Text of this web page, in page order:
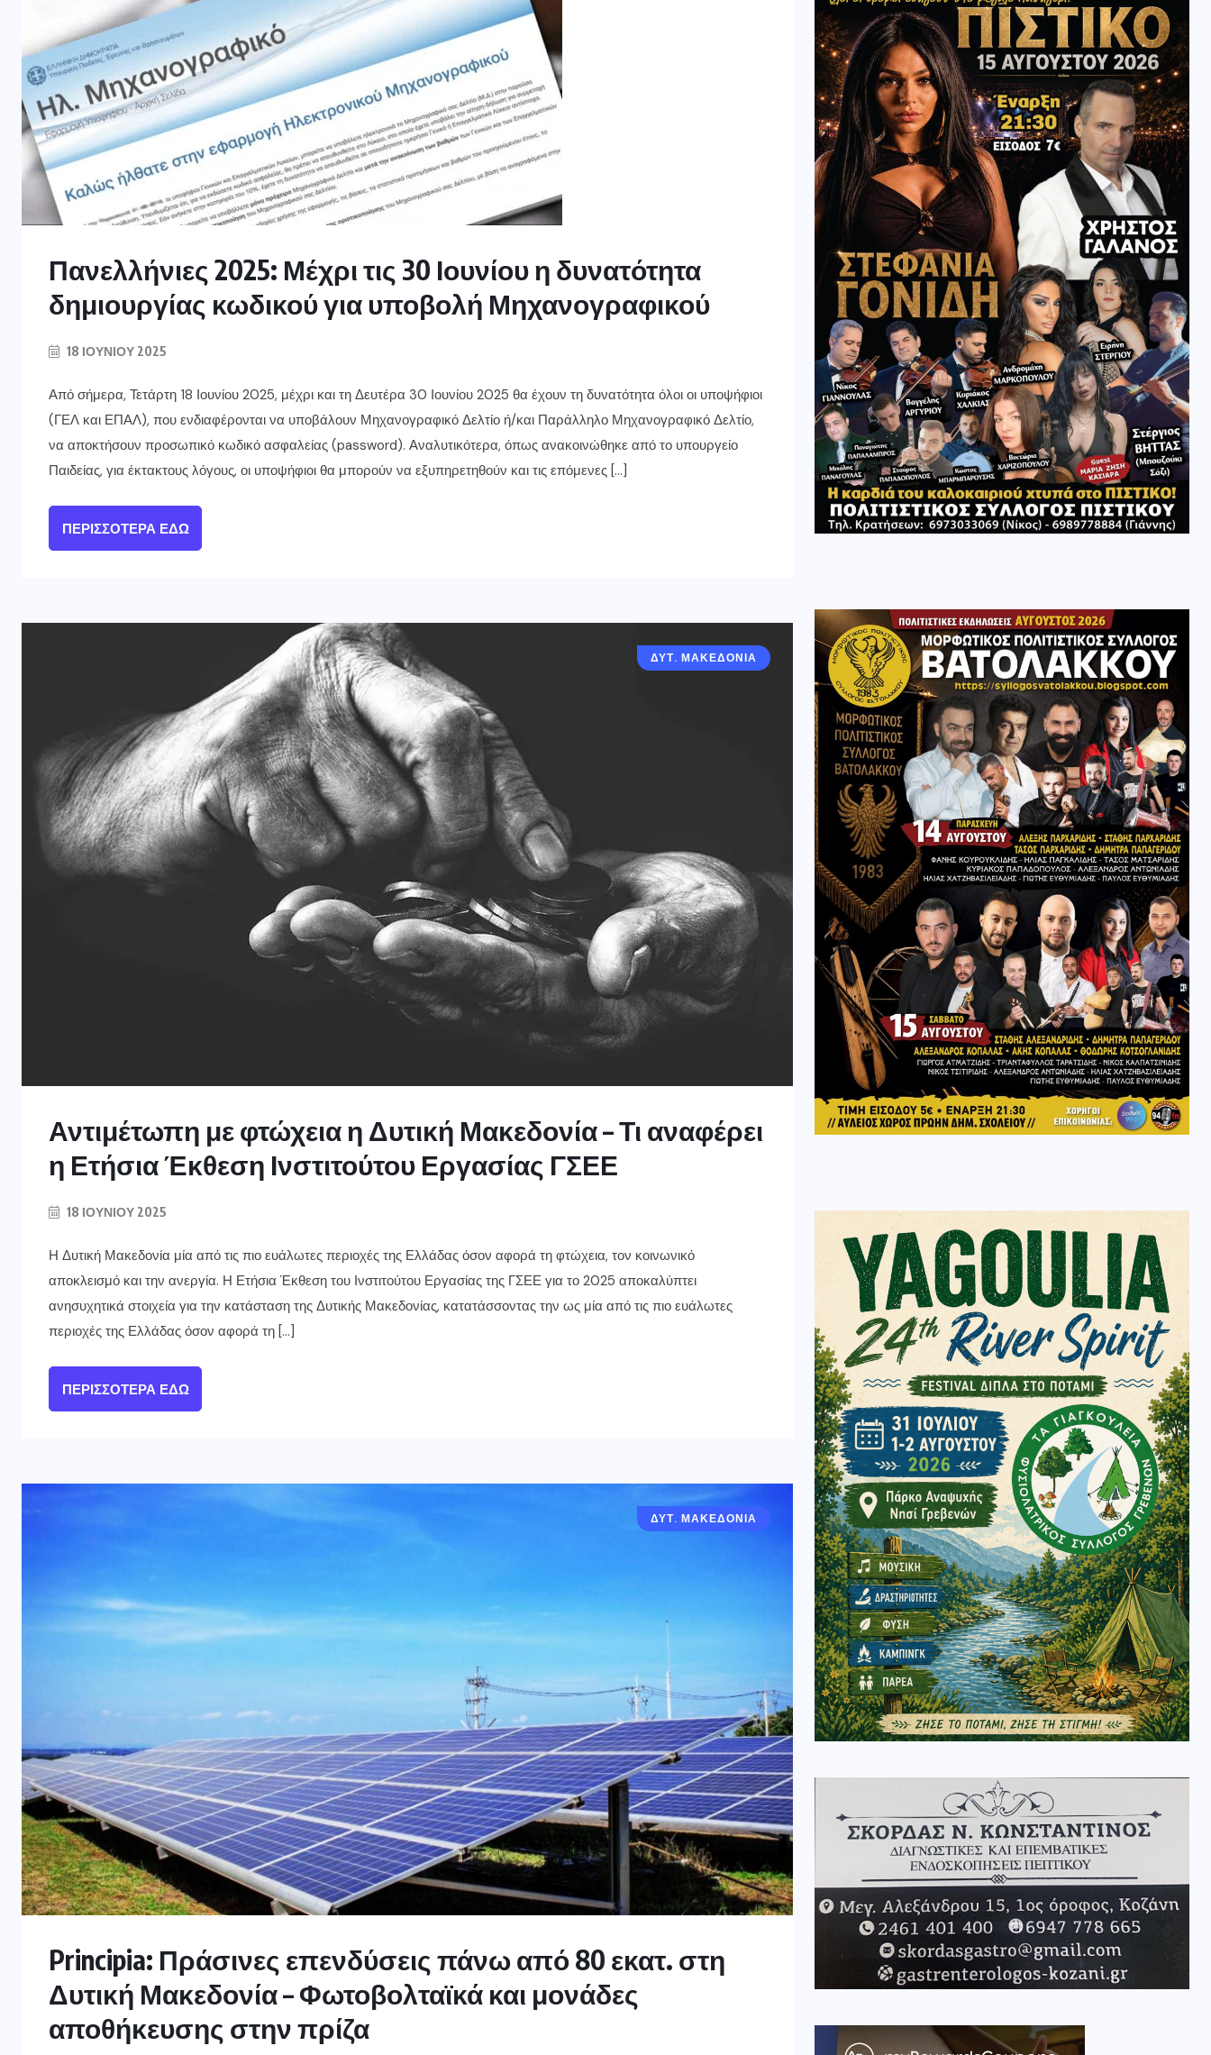
Πανελλήνιες 2025: Μέχρι τις 30 Ιουνίου η δυνατότητα
δημιουργίας κωδικού για υποβολή Μηχανογραφικού
18 ΙΟΥΝΊΟΥ 2025
Από σήμερα, Τετάρτη 18 Ιουνίου 2025, μέχρι και τη Δευτέρα 30 Ιουνίου 2025 θα έχουν τη δυνατότητα όλοι οι υποψήφιοι
(ΓΕΛ και ΕΠΑΛ), που ενδιαφέρονται να υποβάλουν Μηχανογραφικό Δελτίο ή/και Παράλληλο Μηχανογραφικό Δελτίο,
να αποκτήσουν προσωπικό κωδικό ασφαλείας (password). Αναλυτικότερα, όπως ανακοινώθηκε από το υπουργείο
Παιδείας, για έκτακτους λόγους, οι υποψήφιοι θα μπορούν να εξυπηρετηθούν και τις επόμενες […]
ΠΕΡΙΣΣΌΤΕΡΑ ΕΔΏ
ΔΥΤ. ΜΑΚΕΔΟΝΙΑ
Αντιμέτωπη με φτώχεια η Δυτική Μακεδονία – Τι αναφέρει
η Ετήσια Έκθεση Ινστιτούτου Εργασίας ΓΣΕΕ
18 ΙΟΥΝΊΟΥ 2025
Η Δυτική Μακεδονία μία από τις πιο ευάλωτες περιοχές της Ελλάδας όσον αφορά τη φτώχεια, τον κοινωνικό
αποκλεισμό και την ανεργία. Η Ετήσια Έκθεση του Ινστιτούτου Εργασίας της ΓΣΕΕ για το 2025 αποκαλύπτει
ανησυχητικά στοιχεία για την κατάσταση της Δυτικής Μακεδονίας, κατατάσσοντας την ως μία από τις πιο ευάλωτες
περιοχές της Ελλάδας όσον αφορά τη […]
ΠΕΡΙΣΣΌΤΕΡΑ ΕΔΏ
ΔΥΤ. ΜΑΚΕΔΟΝΙΑ
Principia: Πράσινες επενδύσεις πάνω από 80 εκατ. στη
Δυτική Μακεδονία – Φωτοβολταϊκά και μονάδες
αποθήκευσης στην πρίζα